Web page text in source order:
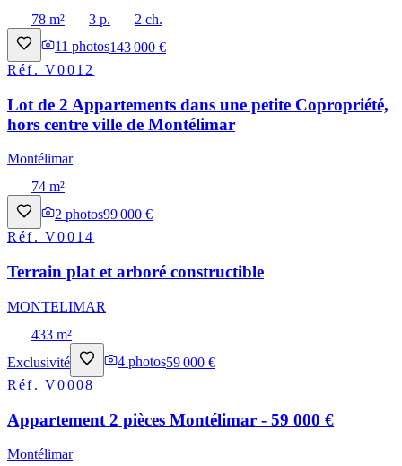
78 m²
3 p.
2 ch.
11 photos143 000 €
Réf.V0012
Lot de 2 Appartements dans une petite Copropriété,
hors centre ville de Montélimar
Montélimar
74 m²
2 photos99 000 €
Réf.V0014
Terrain plat et arboré constructible
MONTELIMAR
433 m²
Exclusivité
4 photos59 000 €
Réf.V0008
Appartement 2 pièces Montélimar - 59 000 €
Montélimar